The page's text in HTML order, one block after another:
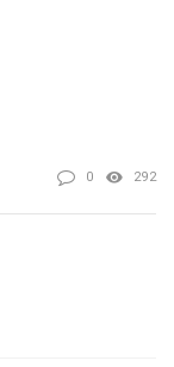
0 292